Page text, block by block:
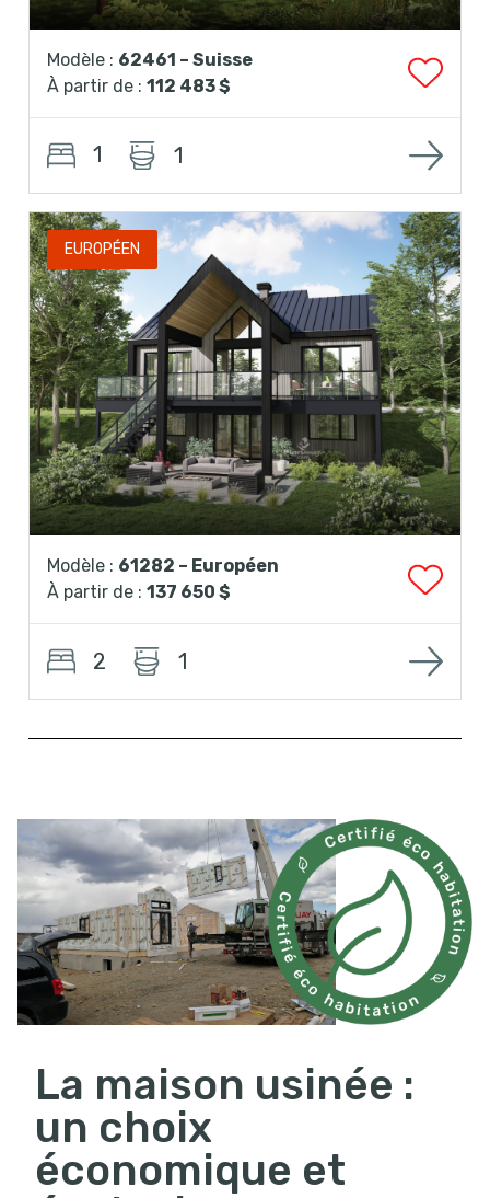
Modèle : 62461 – Suisse
À partir de : 112 483 $
1 1
EUROPÉEN
Modèle : 61282 – Européen
À partir de : 137 650 $
2 1
La maison usinée :
un choix
économique et